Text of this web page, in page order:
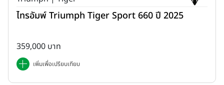
ไทรอัมพ์ Triumph Tiger Sport 660 ปี 2025
359,000 บาท
เพิ่มเพื่อเปรียบเทียบ